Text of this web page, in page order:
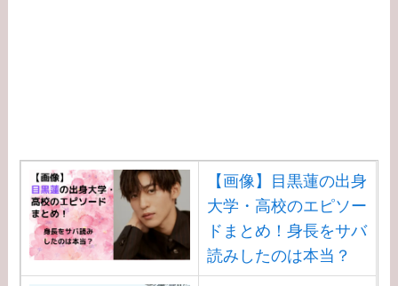
【画像】目黒蓮の出身
大学・高校のエピソー
ドまとめ！身長をサバ
読みしたのは本当？